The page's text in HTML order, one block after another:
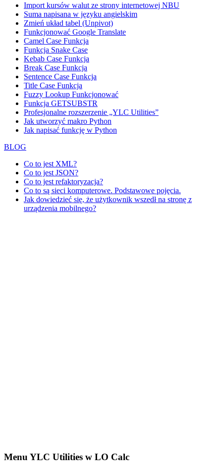
Import kursów walut ze strony internetowej NBU
Suma napisana w języku angielskim
Zmień układ tabel (Unpivot)
Funkcjonować Google Translate
Camel Case Funkcja
Funkcja Snake Case
Kebab Case Funkcja
Break Case Funkcja
Sentence Case Funkcja
Title Case Funkcja
Fuzzy Lookup Funkcjonować
Funkcja GETSUBSTR
Profesjonalne rozszerzenie „YLC Utilities”
Jak utworzyć makro Python
Jak napisać funkcję w Python
BLOG
Co to jest XML?
Co to jest JSON?
Co to jest refaktoryzacja?
Co to są sieci komputerowe. Podstawowe pojęcia.
Jak dowiedzieć się, że użytkownik wszedł na stronę z
urządzenia mobilnego?
Menu YLC Utilities w LO Calc